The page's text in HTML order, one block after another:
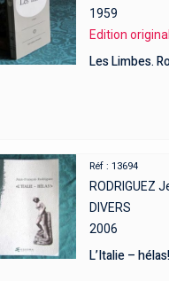
1959
Edition
Les Limbes.
Réf : 13694
RODRIGUEZ
DIVERS
2006
L’Italie – hélas!